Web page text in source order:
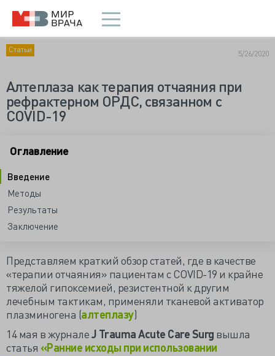
Статьи 5/26/2020
Алтеплаза как терапия отчаяния при
рефрактерном ОРДС, связанном с
COVID-19
Оглавление
Введение
Методы
Результаты
Заключение
Представляем краткий обзор статей, где в качестве
«терапии отчаяния» пациентам с COVID-19 и крайне
тяжелой гипоксемией, резистентной к другим
лечебным тактикам, применяли тканевой активатор
плазминогена (алтеплазу)
14 мая в журналеJ TraumaAcute CareSurg вышла
статья «Ранние исходы при использовании